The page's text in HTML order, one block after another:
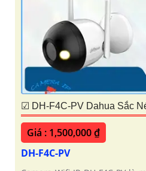
☑ DH-F4C-PV Dahua Sắc
Giá : 1,500,000 ₫
DH-F4C-PV